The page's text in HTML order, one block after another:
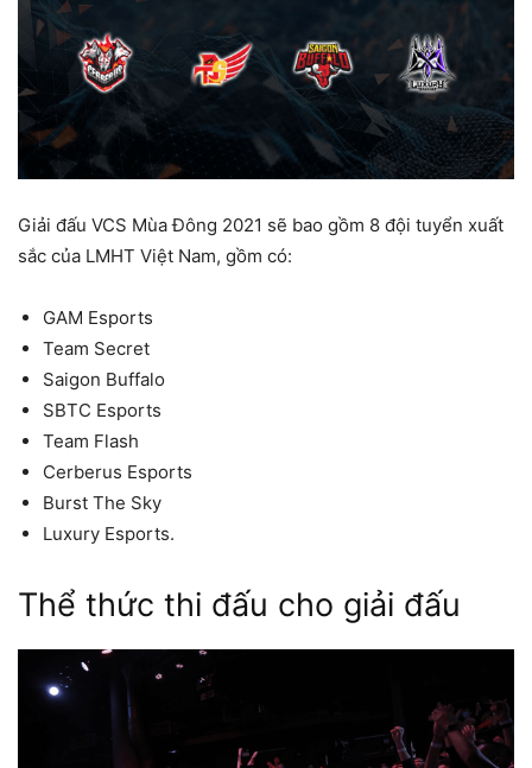
Giải đấu VCS Mùa Đông 2021 sẽ bao gồm 8 đội tuyển xuất
sắc của LMHT Việt Nam, gồm có:
GAM Esports
Team Secret
Saigon Buffalo
SBTC Esports
Team Flash
Cerberus Esports
Burst The Sky
Luxury Esports.
Thể thức thi đấu cho giải đấu